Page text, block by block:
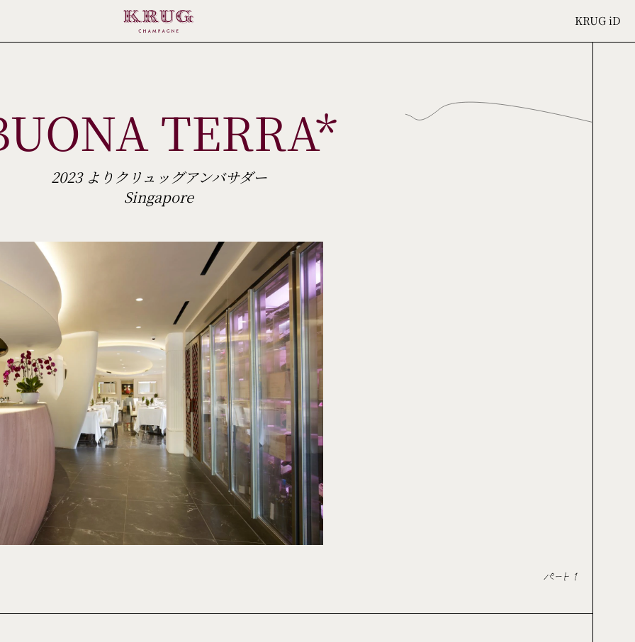
KRUGiD
TERRA*
2023 よりクリュッグアンバサダー
Singapore
パート 1